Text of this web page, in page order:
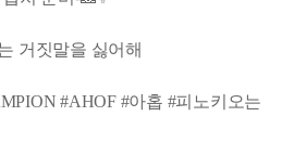
거짓말을 싫어해
#AHOF #아홉 #피노키오는